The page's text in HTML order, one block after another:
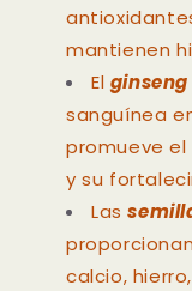
mantienen
El ginseng
sanguínea
promueve
y su
Las
calcio,